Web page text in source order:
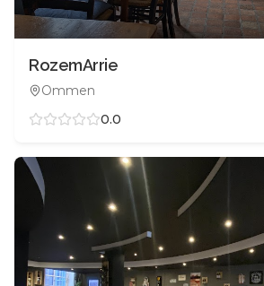
RozemArrie
Ommen
0.0